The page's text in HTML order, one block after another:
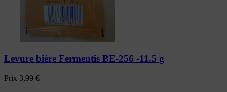
Levure bière Fermentis BE-256 -11.5 g
Prix 3,99 €